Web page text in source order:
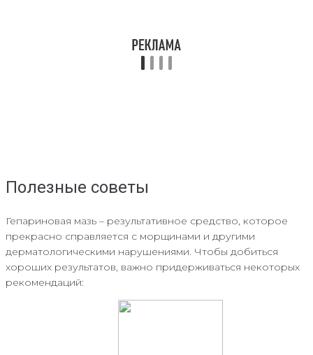
Полезные советы
Гепариновая мазь – результативное средство, которое
прекрасно справляется с морщинами и другими
дерматологическими нарушениями. Чтобы добиться
хороших результатов, важно придерживаться некоторых
рекомендаций: